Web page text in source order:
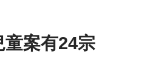
案有24宗